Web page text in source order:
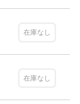
在庫なし
在庫なし